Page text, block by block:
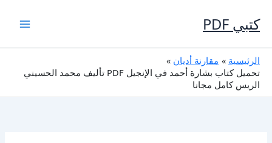
إلى
المحتوى
كتبي PDF
الرئيسية
مقارنة أديان
تحميل كتاب بشارة أحمد في الإنجيل PDF تأليف محمد الحسيني
الريس كامل مجانا